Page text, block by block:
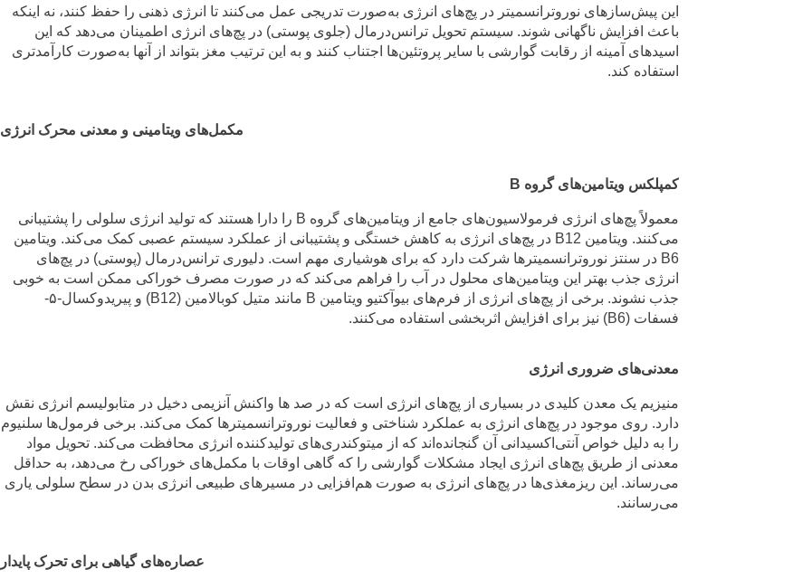
این پیش‌سازهای نوروترانسمیتر در پچ‌های انرژی به‌صورت تدریجی عمل می‌کنند تا انرژی ذهنی را حفظ کنند، نه اینکه
باعث افزایش ناگهانی شوند. سیستم تحویل ترانس‌درمال (جلوی پوستی) در پچ‌های انرژی اطمینان می‌دهد که این
اسیدهای آمینه از رقابت گوارشی با سایر پروتئین‌ها اجتناب کنند و به این ترتیب مغز بتواند از آنها به‌صورت کارآمدتری
استفاده کند.
مکمل‌های ویتامینی و معدنی محرک انرژی
کمپلکس ویتامین‌های گروه B
معمولاً پچ‌های انرژی فرمولاسیون‌های جامع از ویتامین‌های گروه B را دارا هستند که تولید انرژی سلولی را پشتیبانی
می‌کنند. ویتامین B12 در پچ‌های انرژی به کاهش خستگی و پشتیبانی از عملکرد سیستم عصبی کمک می‌کند. ویتامین
B6 در سنتز نوروترانسمیترها شرکت دارد که برای هوشیاری مهم است. دلیوری ترانس‌درمال (پوستی) در پچ‌های
انرژی جذب بهتر این ویتامین‌های محلول در آب را فراهم می‌کند که در صورت مصرف خوراکی ممکن است به خوبی
جذب نشوند. برخی از پچ‌های انرژی از فرم‌های بیوآکتیو ویتامین B مانند متیل کوبالامین (B12) و پیریدوکسال-۵-
فسفات (B6) نیز برای افزایش اثربخشی استفاده می‌کنند.
معدنی‌های ضروری انرژی
منیزیم یک معدن کلیدی در بسیاری از پچ‌های انرژی است که در صد ها واکنش آنزیمی دخیل در متابولیسم انرژی نقش
دارد. روی موجود در پچ‌های انرژی به عملکرد شناختی و فعالیت نوروترانسمیترها کمک می‌کند. برخی فرمول‌ها سلنیوم
را به دلیل خواص آنتی‌اکسیدانی آن گنجانده‌اند که از میتوکندری‌های تولیدکننده انرژی محافظت می‌کند. تحویل مواد
معدنی از طریق پچ‌های انرژی ایجاد مشکلات گوارشی را که گاهی اوقات با مکمل‌های خوراکی رخ می‌دهد، به حداقل
می‌رساند. این ریزمغذی‌ها در پچ‌های انرژی به صورت هم‌افزایی در مسیرهای طبیعی انرژی بدن در سطح سلولی یاری
می‌رسانند.
عصاره‌های گیاهی برای تحرک پایدار